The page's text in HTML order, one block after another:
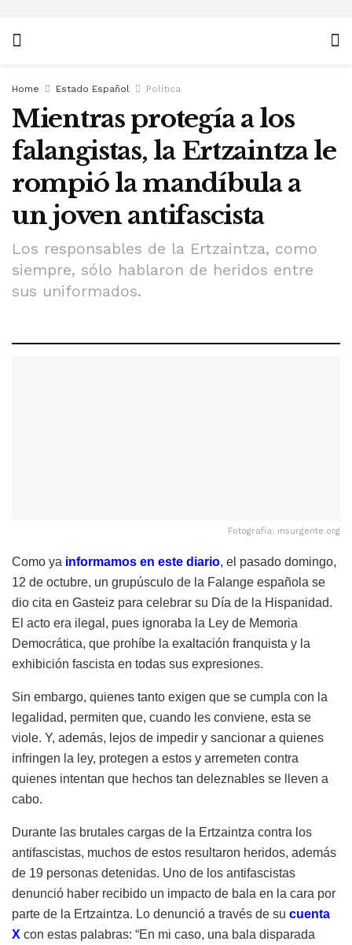
Home Estado Español Política
Mientras protegía a los
falangistas, la Ertzaintza le
rompió la mandíbula a
un joven antifascista
Los responsables de la Ertzaintza, como
siempre, sólo hablaron de heridos entre
sus uniformados.
Fotografía: insurgente.org
Como ya informamos en este diario, el pasado domingo,
12 de octubre, un grupúsculo de la Falange española se
dio cita en Gasteiz para celebrar su Día de la Hispanidad.
El acto era ilegal, pues ignoraba la Ley de Memoria
Democrática, que prohíbe la exaltación franquista y la
exhibición fascista en todas sus expresiones.
Sin embargo, quienes tanto exigen que se cumpla con la
legalidad, permiten que, cuando les conviene, esta se
viole. Y, además, lejos de impedir y sancionar a quienes
infringen la ley, protegen a estos y arremeten contra
quienes intentan que hechos tan deleznables se lleven a
cabo.
Durante las brutales cargas de la Ertzaintza contra los
antifascistas, muchos de estos resultaron heridos, además
de 19 personas detenidas. Uno de los antifascistas
denunció haber recibido un impacto de bala en la cara por
parte de la Ertzaintza. Lo denunció a través de su cuenta
X con estas palabras: “En mi caso, una bala disparada